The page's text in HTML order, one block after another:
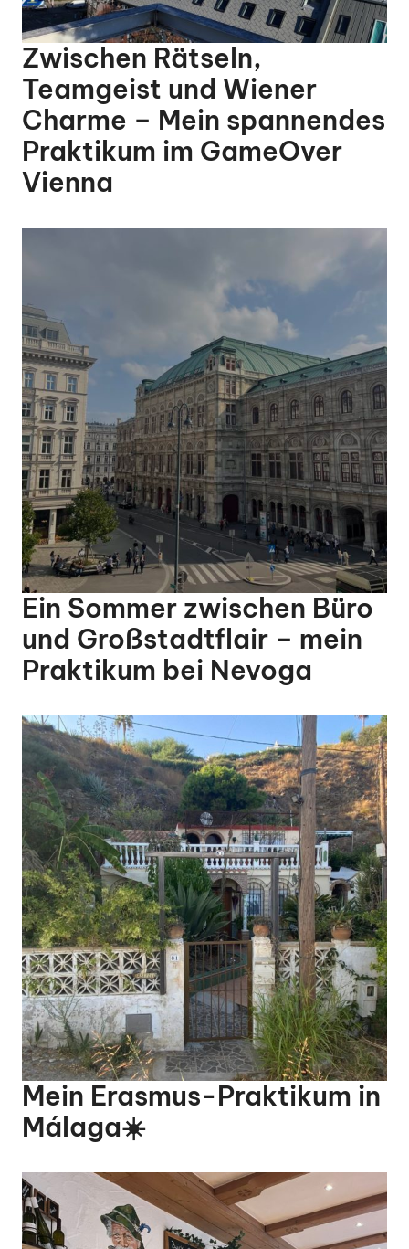
Zwischen Rätseln,
Teamgeist und Wiener
Charme – Mein spannendes
Praktikum im GameOver
Vienna
Ein Sommer zwischen Büro
und Großstadtflair – mein
Praktikum bei Nevoga
Mein Erasmus-Praktikum in
Málaga☀️